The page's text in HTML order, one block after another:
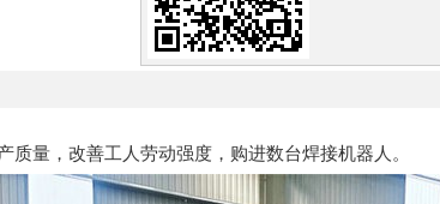
质量，改善工人劳动强度，购进数台焊接机器人。